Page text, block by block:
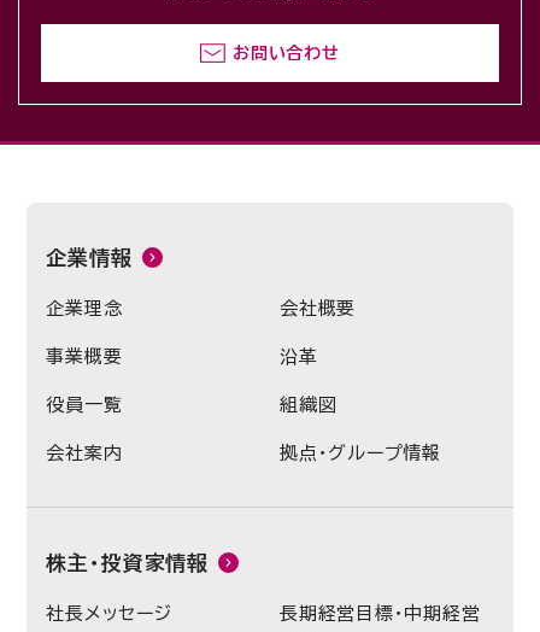
お問い合わせ
企業情報
企業理念 会社概要
事業概要 沿革
役員一覧 組織図
会社案内 拠点・グループ情報
株主・投資家情報
社長メッセージ
長期経営目標・中期経営